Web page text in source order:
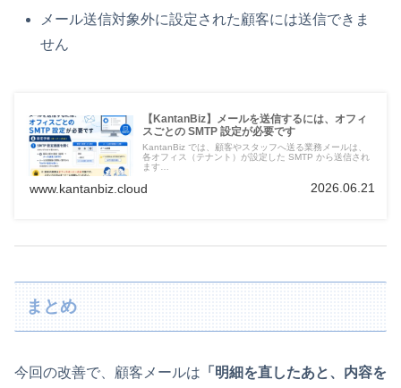
メール送信対象外に設定された顧客には送信できま
せん
【KantanBiz】メールを送信するには、オフィ
スごとの SMTP 設定が必要です
KantanBiz では、顧客やスタッフへ送る業務メールは、
各オフィス（テナント）が設定した SMTP から送信され
ます…
www.kantanbiz.cloud 2026.06.21
まとめ
今回の改善で、顧客メールは 「明細を直したあと、内容を